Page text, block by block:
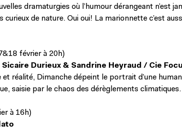
dramaturgies où l’humour dérangeant n’est
curieux de nature. Oui oui! La marionnette c’est
février à 20h)
Durieux & Sandrine Heyraud / Cie
et réalité, Dimanche dépeint le portrait d’une
saisie par le chaos des dérèglements climatiques.
à 16h)